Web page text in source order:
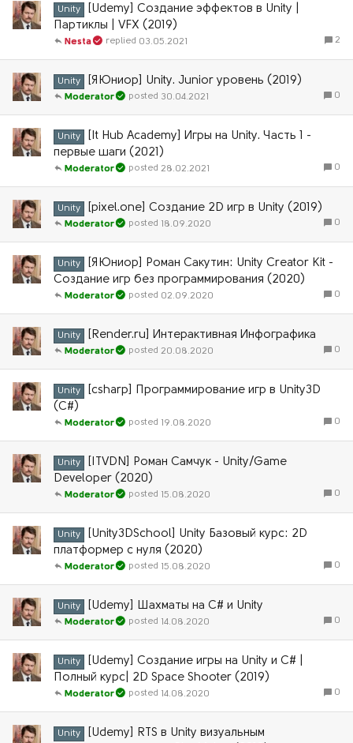
Unity
[Udemy] Создание эффектов в Unity |
Партиклы | VFX (2019)
2
03.05.2021
Nesta
Unity [ЯЮниор] Unity. Junior уровень (2019)
0
30.04.2021
Moderator
Unity
[It Hub Academy] Игры на Unity. Часть 1 -
первые шаги (2021)
0
28.02.2021
Moderator
Unity [pixel.one] Создание 2D игр в Unity (2019)
0
18.09.2020
Moderator
Unity
[ЯЮниор] Роман Сакутин: Unity Creator Kit -
Создание игр без программирования (2020)
0
02.09.2020
Moderator
Unity [Render.ru] Интерактивная Инфографика
0
20.08.2020
Moderator
Unity
[csharp] Программирование игр в Unity3D
(C#)
0
19.08.2020
Moderator
Unity
[ITVDN] Роман Самчук - Unity/Game
Developer (2020)
0
15.08.2020
Moderator
Unity
[Unity3DSchool] Unity Базовый курс: 2D
платформер с нуля (2020)
0
15.08.2020
Moderator
Unity [Udemy] Шахматы на C# и Unity
0
14.08.2020
Moderator
Unity
[Udemy] Создание игры на Unity и C# |
Полный курс| 2D Space Shooter (2019)
0
14.08.2020
Moderator
Unity
[Udemy] RTS в Unity визуальным